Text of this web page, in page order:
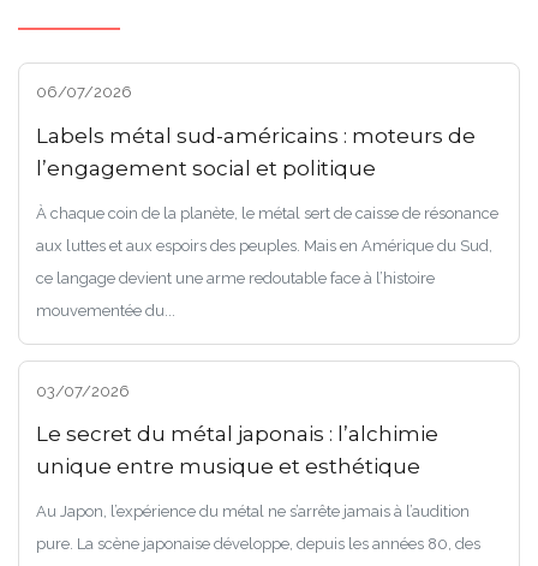
06/07/2026
Labels métal sud-américains : moteurs de
l’engagement social et politique
À chaque coin de la planète, le métal sert de caisse de résonance
aux luttes et aux espoirs des peuples. Mais en Amérique du Sud,
ce langage devient une arme redoutable face à l’histoire
mouvementée du...
03/07/2026
Le secret du métal japonais : l’alchimie
unique entre musique et esthétique
Au Japon, l’expérience du métal ne s’arrête jamais à l’audition
pure. La scène japonaise développe, depuis les années 80, des